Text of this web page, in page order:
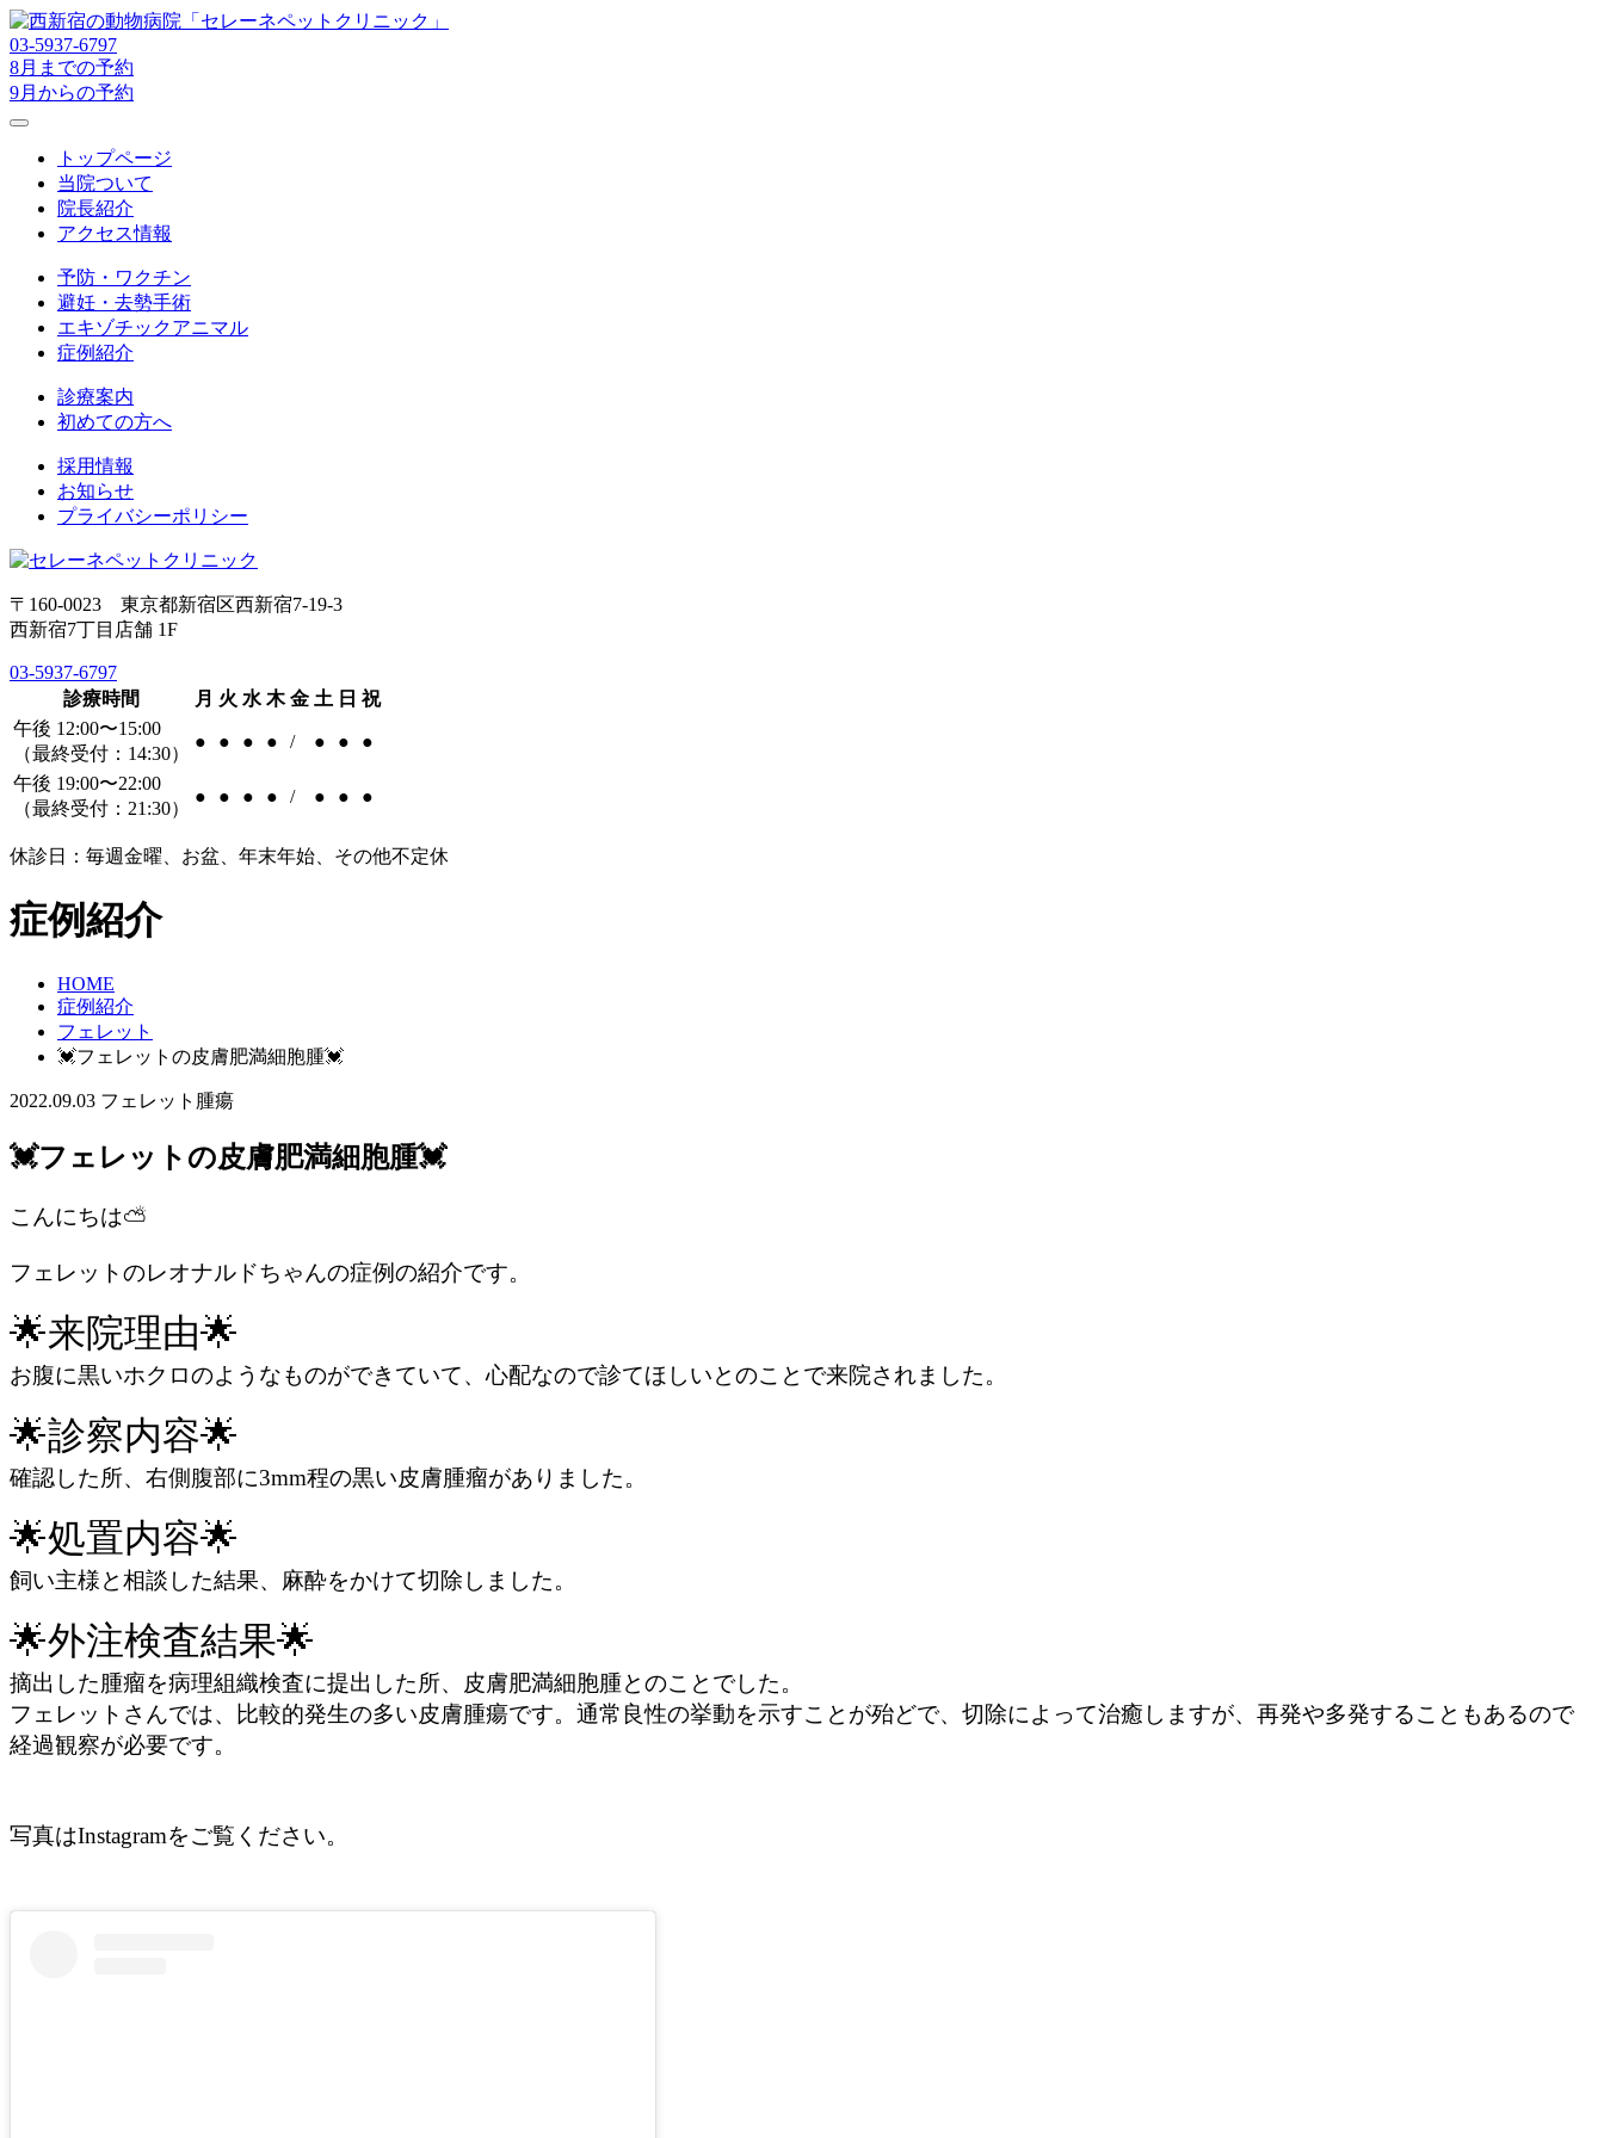
03-5937-6797
8月までの予約
9月からの予約
トップページ
当院ついて
院長紹介
アクセス情報
予防・ワクチン
避妊・去勢手術
エキゾチックアニマル
症例紹介
診療案内
初めての方へ
採用情報
お知らせ
プライバシーポリシー
〒160-0023 東京都新宿区西新宿7-19-3
西新宿7丁目店舗 1F
03-5937-6797
診療時間
月 火 水 木 金 土 日 祝
午後 12:00〜15:00
（最終受付：14:30）
● ● ● ● / ● ● ●
午後 19:00〜22:00
（最終受付：21:30）
● ● ● ● / ● ● ●
休診日：毎週金曜、お盆、年末年始、その他不定休
症例紹介
HOME
症例紹介
フェレット
💓フェレットの皮膚肥満細胞腫💓
2022.09.03 フェレット 腫瘍
💓フェレットの皮膚肥満細胞腫💓
こんにちは⛅
フェレットのレオナルドちゃんの症例の紹介です。
🌟来院理由🌟
お腹に黒いホクロのようなものができていて、心配なので診てほしいとのことで来院されました。
🌟診察内容🌟
確認した所、右側腹部に3mm程の黒い皮膚腫瘤がありました。
🌟処置内容🌟
飼い主様と相談した結果、麻酔をかけて切除しました。
🌟外注検査結果🌟
摘出した腫瘤を病理組織検査に提出した所、皮膚肥満細胞腫とのことでした。
フェレットさんでは、比較的発生の多い皮膚腫瘍です。通常良性の挙動を示すことが殆どで、切除によって治癒しますが、再発や多発することもあるので
経過観察が必要です。
写真はInstagramをご覧ください。